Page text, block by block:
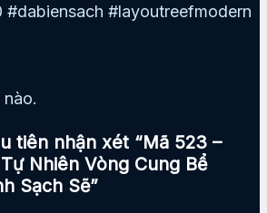
#layoutreefmodern
tiên nhận xét “Mã 523 –
Nhiên Vòng Cung Bể
Sạch Sẽ”